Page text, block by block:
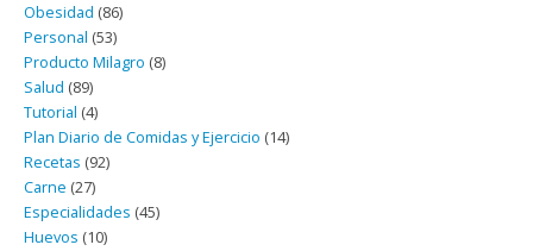
Obesidad (86)
Personal (53)
Producto Milagro (8)
Salud (89)
Tutorial (4)
Plan Diario de Comidas y Ejercicio (14)
Recetas (92)
Carne (27)
Especialidades (45)
Huevos (10)